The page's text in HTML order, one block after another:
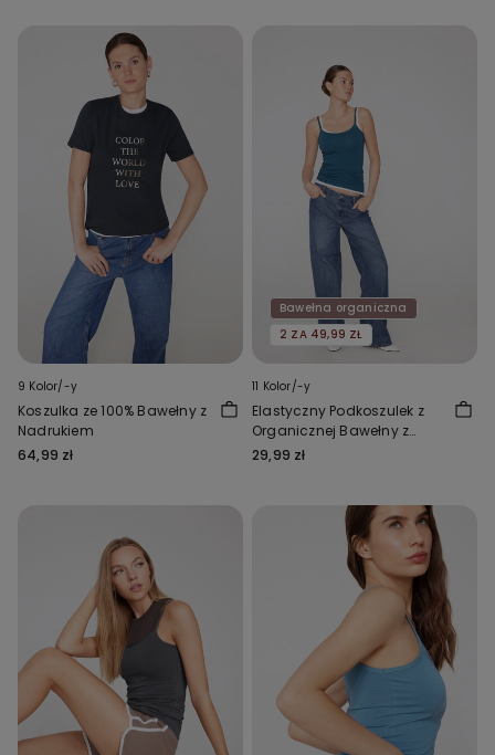
9 Kolor/-y
Koszulka ze 100% Bawełny z
Nadrukiem
64,99 zł
Bawełna organiczna
2 ZA 49,99 ZŁ
11 Kolor/-y
Elastyczny Podkoszulek z
Organicznej Bawełny z
Okrągłym Dekoltem
29,99 zł